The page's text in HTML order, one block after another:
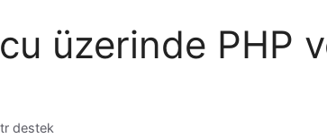
üzerinde PHP
destek